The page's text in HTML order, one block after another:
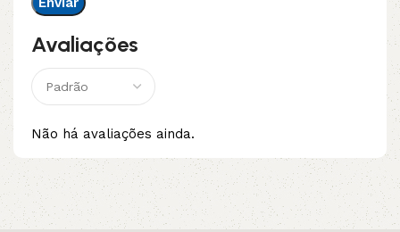
Avaliações
Não há avaliações ainda.